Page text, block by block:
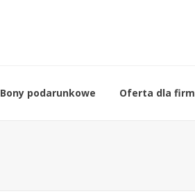
Bony podarunkowe Oferta dla firm